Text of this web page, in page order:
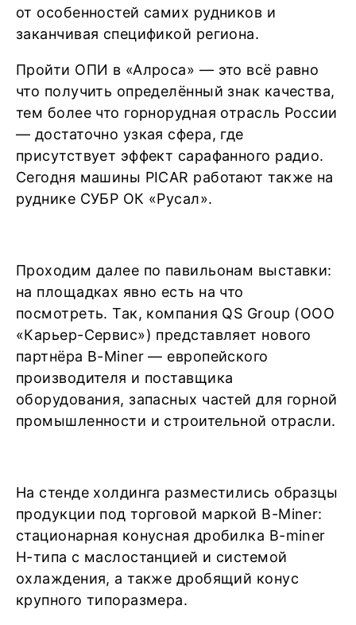
от особенностей самих рудников и
заканчивая спецификой региона.
Пройти ОПИ в «Алроса» — это всё равно
что получить определённый знак качества,
тем более что горнорудная отрасль России
— достаточно узкая сфера, где
присутствует эффект сарафанного радио.
Сегодня машины PICAR работают также на
руднике СУБР ОК «Русал».
Проходим далее по павильонам выставки:
на площадках явно есть на что
посмотреть. Так, компания QS Group (ООО
«Карьер-Сервис») представляет нового
партнёра B-Miner — европейского
производителя и поставщика
оборудования, запасных частей для горной
промышленности и строительной отрасли.
На стенде холдинга разместились образцы
продукции под торговой маркой B-Miner:
стационарная конусная дробилка B-miner
H-типа с маслостанцией и системой
охлаждения, а также дробящий конус
крупного типоразмера.